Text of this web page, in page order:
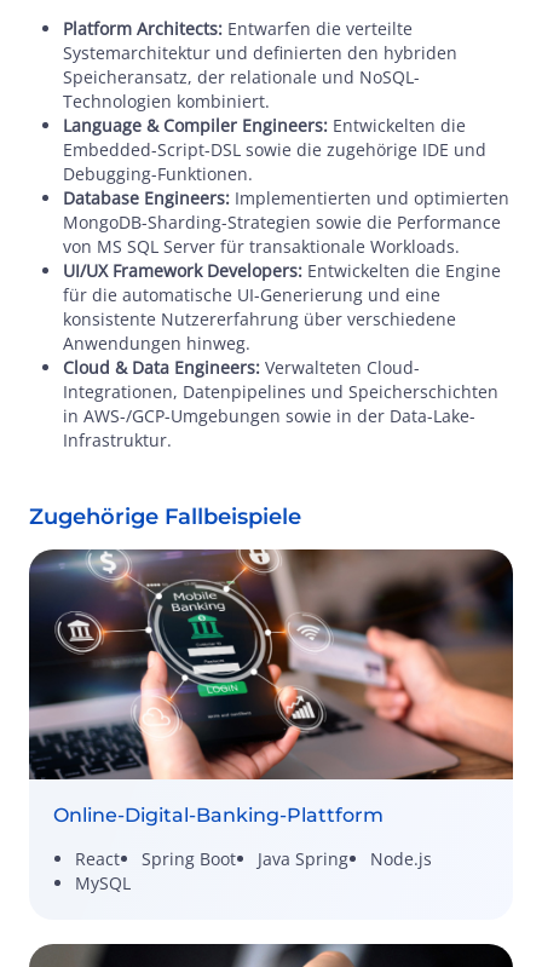
Platform Architects: Entwarfen die verteilte
Systemarchitektur und definierten den hybriden
Speicheransatz, der relationale und NoSQL-
Technologien kombiniert.
Language & Compiler Engineers: Entwickelten die
Embedded-Script-DSL sowie die zugehörige IDE und
Debugging-Funktionen.
Database Engineers: Implementierten und optimierten
MongoDB-Sharding-Strategien sowie die Performance
von MS SQL Server für transaktionale Workloads.
UI/UX Framework Developers: Entwickelten die Engine
für die automatische UI-Generierung und eine
konsistente Nutzererfahrung über verschiedene
Anwendungen hinweg.
Cloud & Data Engineers: Verwalteten Cloud-
Integrationen, Datenpipelines und Speicherschichten
in AWS-/GCP-Umgebungen sowie in der Data-Lake-
Infrastruktur.
Zugehörige Fallbeispiele
Online-Digital-Banking-Plattform
React
Spring Boot Java Spring
Node.js
MySQL